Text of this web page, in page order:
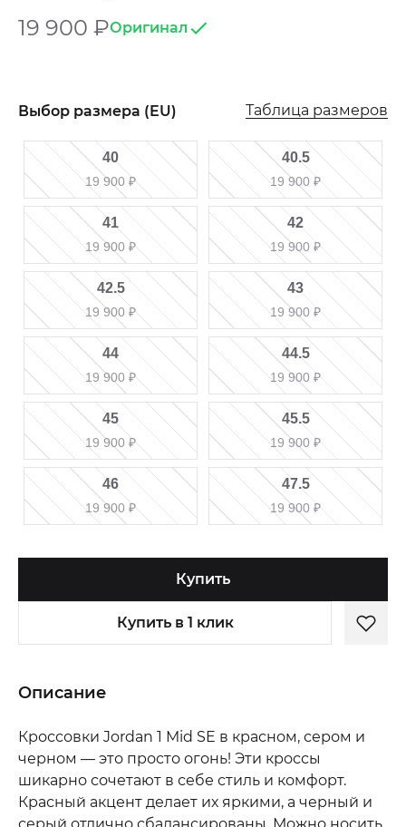
19 900 ₽Оригинал
Выбор размера (EU) Таблица размеров
40
19 900 ₽
40.5
19 900 ₽
41
19 900 ₽
42
19 900 ₽
42.5
19 900 ₽
43
19 900 ₽
44
19 900 ₽
44.5
19 900 ₽
45
19 900 ₽
45.5
19 900 ₽
46
19 900 ₽
47.5
19 900 ₽
Купить
Купить в 1 клик
Описание
Кроссовки Jordan 1 Mid SE в красном, сером и
черном — это просто огонь! Эти кроссы
шикарно сочетают в себе стиль и комфорт.
Красный акцент делает их яркими, а черный и